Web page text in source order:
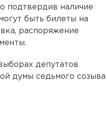
подтвердив наличие
быть билеты на
распоряжение
депутатов
думы седьмого созыва